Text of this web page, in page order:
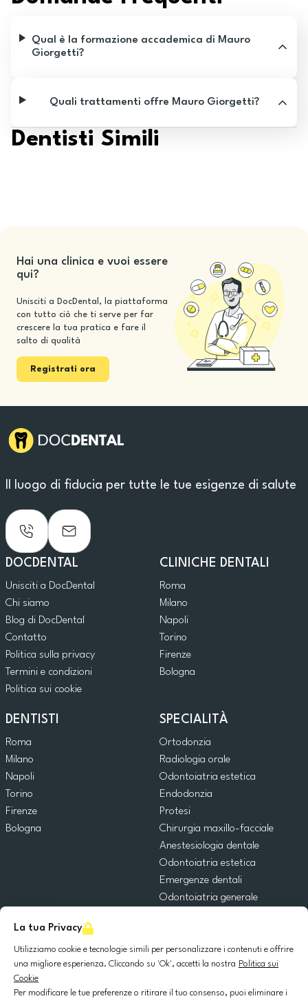
La tua Privacy
Utilizziamo cookie e tecnologie simili per personalizzare i contenuti e offrire
una migliore esperienza. Cliccando su 'Ok', accetti la nostra Politica sui
Cookie
Per modificare le tue preferenze o ritirare il tuo consenso, puoi eliminare i
Qual è la formazione accademica di Mauro
Giorgetti?
Quali trattamenti offre Mauro Giorgetti?
Dentisti Simili
Hai una clinica e vuoi essere
qui?
Unisciti a DocDental, la piattaforma
con tutto ciò che ti serve per far
crescere la tua pratica e fare il
salto di qualità
Registrati ora
Il luogo di fiducia per tutte le tue esigenze di salute
DOCDENTAL
Unisciti a DocDental
Chi siamo
Blog di DocDental
Contatto
Politica sulla privacy
Termini e condizioni
Politica sui cookie
CLINICHE DENTALI
Roma
Milano
Napoli
Torino
Firenze
Bologna
DENTISTI
Roma
Milano
Napoli
Torino
Firenze
Bologna
SPECIALITÀ
Ortodonzia
Radiologia orale
Odontoiatria estetica
Endodonzia
Protesi
Chirurgia maxillo-facciale
Anestesiologia dentale
Odontoiatria estetica
Emergenze dentali
Odontoiatria generale
Implantologia dentale
Parodontologia